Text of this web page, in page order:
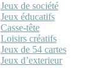
Jeux de société
Jeux éducatifs
Casse-tête
Loisirs créatifs
Jeux de 54 cartes
Jeux d’exterieur